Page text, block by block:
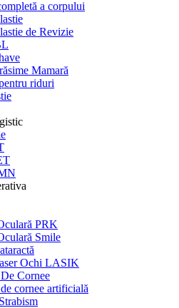
a corpului
de Revizie
Mamară
riduri
PRK
Smile
Ochi LASIK
Cornee
cornee artificială